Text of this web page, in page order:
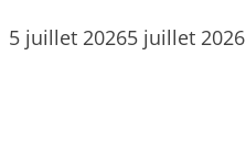
5 juillet 20265 juillet 2026